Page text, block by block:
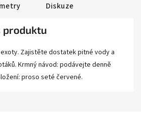
Diskuze
produktu
Zajistěte dostatek pitné vody a
Krmný návod: podávejte denně
proso seté červené.